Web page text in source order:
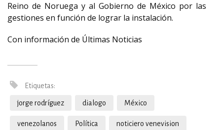
Reino de Noruega y al Gobierno de México por las
gestiones en función de lograr la instalación.
Con información de Últimas Noticias
Etiquetas:
jorge rodríguez dialogo México
venezolanos Política noticiero venevision